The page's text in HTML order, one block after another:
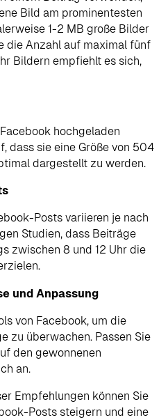
Bild am prominentesten
1-2 MB große Bilder
die Anzahl auf maximal fünf
Bildern empfiehlt es sich,
hochgeladen
dass sie eine Größe von 504
dargestellt zu werden.
Posts variieren je nach
Studien, dass Beiträge
zwischen 8 und 12 Uhr die
und Anpassung
von Facebook, um die
zu überwachen. Passen Sie
den gewonnenen
an.
Empfehlungen können Sie
Posts steigern und eine